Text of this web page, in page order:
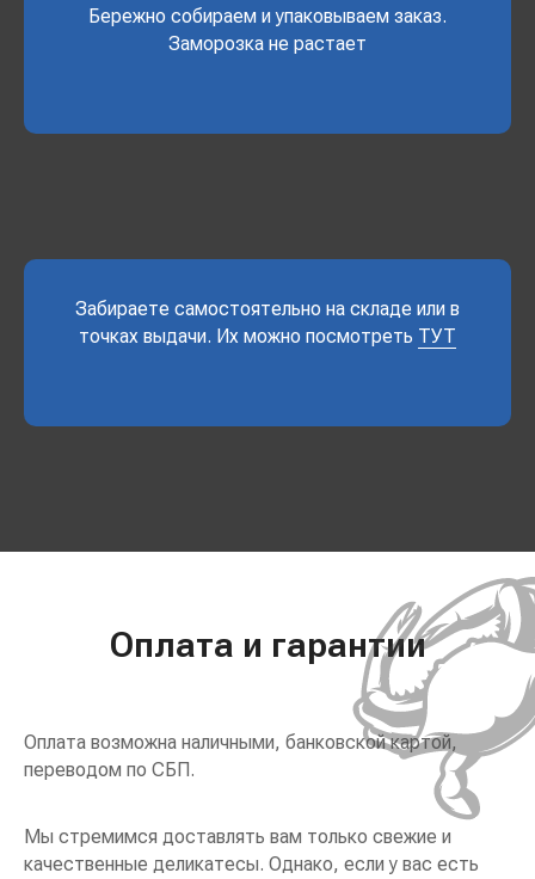
Бережно собираем и упаковываем заказ.
Заморозка не растает
Забираете самостоятельно на складе или в
точках выдачи. Их можно посмотреть ТУТ
Оплата и гарантии
Оплата возможна наличными, банковской картой,
переводом по СБП.
Мы стремимся доставлять вам только свежие и
качественные деликатесы. Однако, если у вас есть